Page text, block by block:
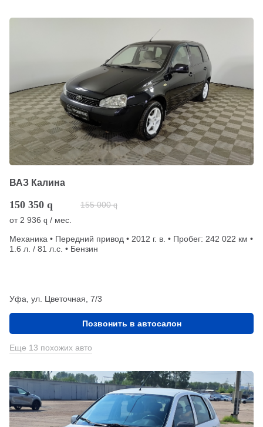
ВАЗ Калина
150 350 q 155 000 q
от2 936 q / мес.
Механика • Передний привод • 2012 г. в. • Пробег: 242 022 км •
1.6 л. / 81 л.с. • Бензин
Уфа, ул. Цветочная, 7/3
Позвонить в автосалон
Еще 13 похожих авто